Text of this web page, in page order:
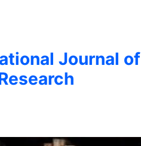
Journal of